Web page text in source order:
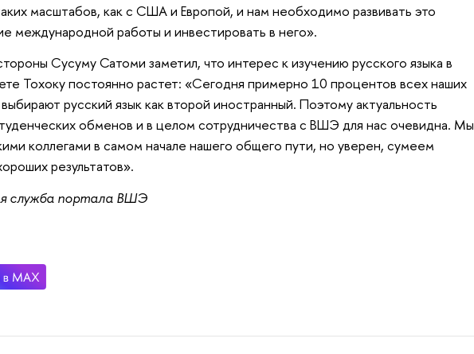
масштабов, как с США и Европой, и нам необходимо развивать это
международной работы и инвестировать в него».
Сусуму Сатоми заметил, что интерес к изучению русского языка в
Тохоку постоянно растет: «Сегодня примерно 10 процентов всех наших
русский язык как второй иностранный. Поэтому актуальность
обменов и в целом сотрудничества с ВШЭ для нас очевидна. Мы
коллегами в самом начале нашего общего пути, но уверен, сумеем
результатов».
служба портала ВШЭ